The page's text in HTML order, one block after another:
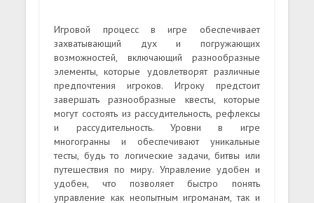
Игровой процесс в игре обеспечивает
захватывающий дух и погружающих
возможностей, включающий разнообразные
элементы, которые удовлетворят различные
предпочтения игроков. Игроку предстоит
завершать разнообразные квесты, которые
могут состоять из рассудительность, рефлексы
и рассудительность. Уровни в игре
многогранны и обеспечивают уникальные
тесты, будь то логические задачи, битвы или
путешествия по миру. Управление удобен и
удобен, что позволяет быстро понять
управление как неопытным игроманам, так и